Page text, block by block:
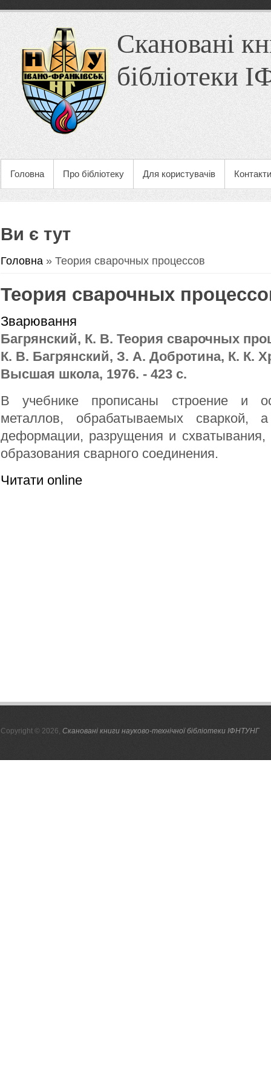
Скановані
бібліотеки
Головна Про бібліотеку Для користувачів Контакти
Ви є тут
Головна » Теория сварочных процессов
Теория сварочных
Зварювання
Багрянский, К. В. Теория сварочных
К. В. Багрянский, З. А. Добротина, К. К.
Высшая школа, 1976. - 423 с.
В учебнике прописаны строение и
металлов, обрабатываемых сваркой,
деформации, разрущения и
образования сварного соединения.
Читати online
Copyright © 2026, Скановані книги науково-технічної бібліотеки ІФНТУНГ